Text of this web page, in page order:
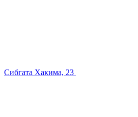
Сибгата Хакима, 23